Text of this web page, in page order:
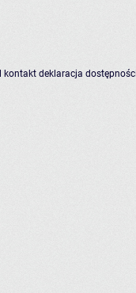
kontakt deklaracja